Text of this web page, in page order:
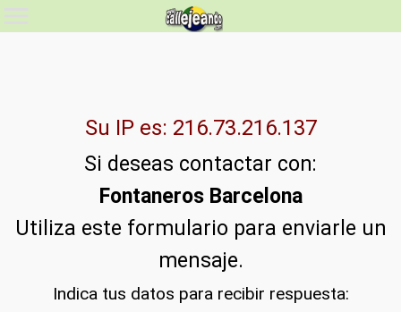
Su IP es: 216.73.216.137
Si deseas contactar con:
Fontaneros Barcelona
Utiliza este formulario para enviarle un
mensaje.
Indica tus datos para recibir respuesta: